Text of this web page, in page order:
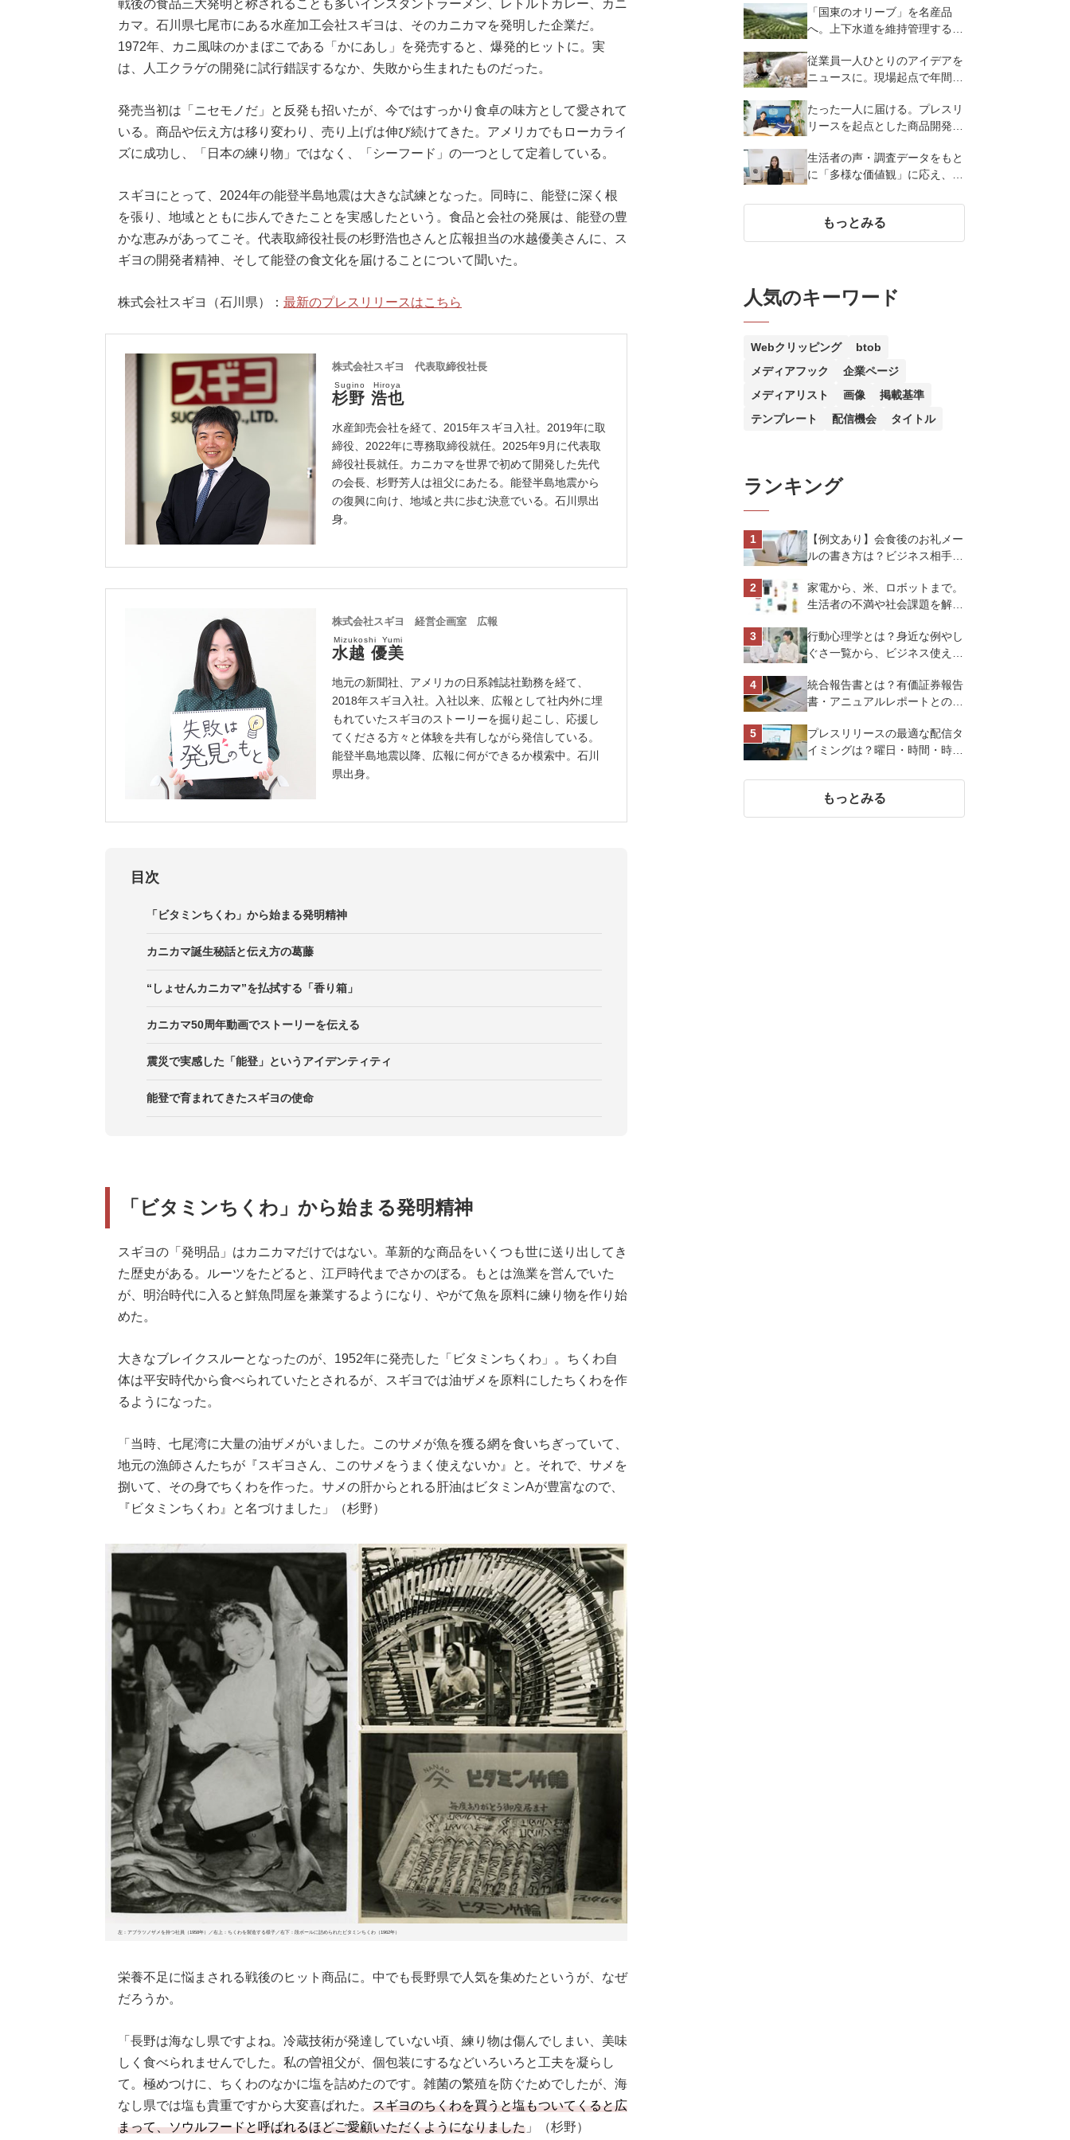
戦後の食品三大発明と称されることも多いインスタントラーメン、レトルトカレー、カニ
カマ。石川県七尾市にある水産加工会社スギヨは、そのカニカマを発明した企業だ。
1972年、カニ風味のかまぼこである「かにあし」を発売すると、爆発的ヒットに。実
は、人工クラゲの開発に試行錯誤するなか、失敗から生まれたものだった。
発売当初は「ニセモノだ」と反発も招いたが、今ではすっかり食卓の味方として愛されて
いる。商品や伝え方は移り変わり、売り上げは伸び続けてきた。アメリカでもローカライ
ズに成功し、「日本の練り物」ではなく、「シーフード」の一つとして定着している。
スギヨにとって、2024年の能登半島地震は大きな試練となった。同時に、能登に深く根
を張り、地域とともに歩んできたことを実感したという。食品と会社の発展は、能登の豊
かな恵みがあってこそ。代表取締役社長の杉野浩也さんと広報担当の水越優美さんに、ス
ギヨの開発者精神、そして能登の食文化を届けることについて聞いた。
株式会社スギヨ（石川県）： 最新のプレスリリースはこちら
株式会社スギヨ 代表取締役社長
杉野 浩也
Sugino Hiroya
水産卸売会社を経て、2015年スギヨ入社。2019年に取
締役、2022年に専務取締役就任。2025年9月に代表取
締役社長就任。カニカマを世界で初めて開発した先代
の会長、杉野芳人は祖父にあたる。能登半島地震から
の復興に向け、地域と共に歩む決意でいる。石川県出
身。
株式会社スギヨ 経営企画室 広報
水越 優美
Mizukoshi Yumi
地元の新聞社、アメリカの日系雑誌社勤務を経て、
2018年スギヨ入社。入社以来、広報として社内外に埋
もれていたスギヨのストーリーを掘り起こし、応援し
てくださる方々と体験を共有しながら発信している。
能登半島地震以降、広報に何ができるか模索中。石川
県出身。
目次
「ビタミンちくわ」から始まる発明精神
カニカマ誕生秘話と伝え方の葛藤
“しょせんカニカマ”を払拭する「香り箱」
カニカマ50周年動画でストーリーを伝える
震災で実感した「能登」というアイデンティティ
能登で育まれてきたスギヨの使命
「ビタミンちくわ」から始まる発明精神
スギヨの「発明品」はカニカマだけではない。革新的な商品をいくつも世に送り出してき
た歴史がある。ルーツをたどると、江戸時代までさかのぼる。もとは漁業を営んでいた
が、明治時代に入ると鮮魚問屋を兼業するようになり、やがて魚を原料に練り物を作り始
めた。
大きなブレイクスルーとなったのが、1952年に発売した「ビタミンちくわ」。ちくわ自
体は平安時代から食べられていたとされるが、スギヨでは油ザメを原料にしたちくわを作
るようになった。
「当時、七尾湾に大量の油ザメがいました。このサメが魚を獲る網を食いちぎっていて、
地元の漁師さんたちが『スギヨさん、このサメをうまく使えないか』と。それで、サメを
捌いて、その身でちくわを作った。サメの肝からとれる肝油はビタミンAが豊富なので、
『ビタミンちくわ』と名づけました」（杉野）
左：アブラツノザメを持つ社員（1958年）／右上：ちくわを製造する様子／右下：段ボールに詰められたビタミンちくわ（1962年）
栄養不足に悩まされる戦後のヒット商品に。中でも長野県で人気を集めたというが、なぜ
だろうか。
「長野は海なし県ですよね。冷蔵技術が発達していない頃、練り物は傷んでしまい、美味
しく食べられませんでした。私の曽祖父が、個包装にするなどいろいろと工夫を凝らし
て。極めつけに、ちくわのなかに塩を詰めたのです。雑菌の繁殖を防ぐためでしたが、海
なし県では塩も貴重ですから大変喜ばれた。 スギヨのちくわを買うと塩もついてくると広
まって、ソウルフードと呼ばれるほどご愛顧いただくようになりました 」（杉野）
スオーヤマ株式会社
「国東のオリーブ」を名産品
へ。上下水道を維持管理する会
｜キュウセツAQUA株式会社・
国東クリーブガーデン
従業員一人ひとりのアイデアを
ニュースに。現場起点で年間
会社温泉道場
たった一人に届ける。プレスリ
リースを起点とした商品開発と
生活者の声・調査データをもと
に「多様な価値観」に応え、共
ク株式会社
もっとみる
人気のキーワード
Webクリッピング
btob
メディアフック
企業ページ
メディアリスト
画像
掲載基準
テンプレート
配信機会 タイトル
ランキング
【例文あり】会食後のお礼メー
ルの書き方は？ビジネス相手に
トを解説
家電から、米、ロボットまで。
生活者の不満や社会課題を解決
スオーヤマ株式会社
行動心理学とは？身近な例やし
ぐさ一覧から、ビジネス使える
統合報告書とは？有価証券報告
書・アニュアルレポートとの違
プレスリリースの最適な配信タ
イミングは？曜日・時間・時期
化させよう
もっとみる